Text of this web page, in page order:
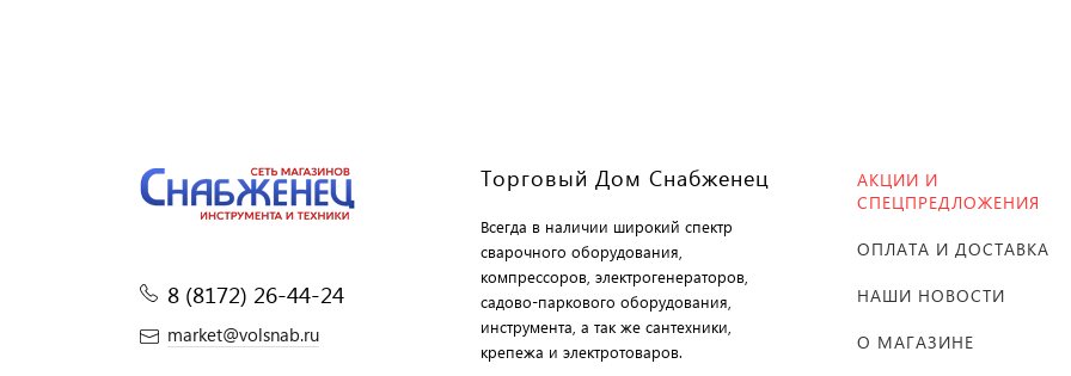
8 (8172) 26-44-24
market@volsnab.ru
Торговый Дом Снабженец
Всегда в наличии широкий спектр
сварочного оборудования,
компрессоров, электрогенераторов,
садово-паркового оборудования,
инструмента, а так же сантехники,
крепежа и электротоваров.
АКЦИИ И
СПЕЦПРЕДЛОЖЕНИЯ
ОПЛАТА И ДОСТАВКА
НАШИ НОВОСТИ
О МАГАЗИНЕ